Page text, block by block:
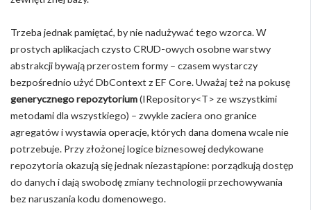
Trzeba jednak pamiętać, by nie nadużywać tego wzorca. W
prostych aplikacjach czysto CRUD-owych osobne warstwy
abstrakcji bywają przerostem formy – czasem wystarczy
bezpośrednio użyć DbContext z EF Core. Uważaj też na pokusę
generycznego repozytorium(IRepository<T> ze wszystkimi
metodami dla wszystkiego) – zwykle zaciera ono granice
agregatów i wystawia operacje, których dana domena wcale nie
potrzebuje. Przy złożonej logice biznesowej dedykowane
repozytoria okazują się jednak niezastąpione: porządkują dostęp
do danych i dają swobodę zmiany technologii przechowywania
bez naruszania kodu domenowego.